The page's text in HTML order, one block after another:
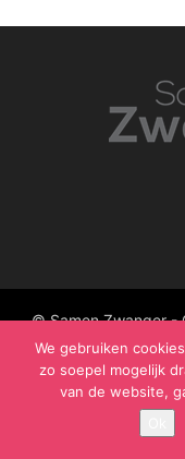
© Samen Zwanger -
We gebruiken
zo soepel mogelijk
van de website,